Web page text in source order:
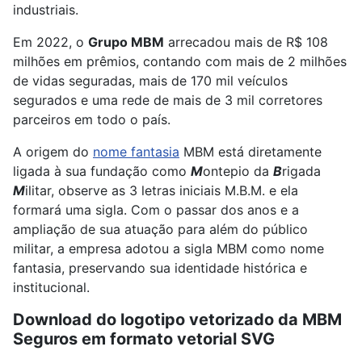
industriais.
Em 2022, o Grupo MBM arrecadou mais de R$ 108
milhões em prêmios, contando com mais de 2 milhões
de vidas seguradas, mais de 170 mil veículos
segurados e uma rede de mais de 3 mil corretores
parceiros em todo o país.
A origem do nome fantasia MBM está diretamente
ligada à sua fundação como Montepio da Brigada
Militar, observe as 3 letras iniciais M.B.M. e ela
formará uma sigla. Com o passar dos anos e a
ampliação de sua atuação para além do público
militar, a empresa adotou a sigla MBM como nome
fantasia, preservando sua identidade histórica e
institucional.
Download do logotipo vetorizado da MBM
Seguros em formato vetorial SVG